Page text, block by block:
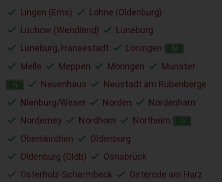
Lingen (Ems)
Lohne (Oldenburg)
Lüchow (Wendland)
Lüneburg
Lüneburg, Hansestadt
Löningen M
Melle Meppen Moringen Munster
N Neuenhaus
Neustadt am Rübenberge
Nienburg/Weser
Norden
Nordenham
Norderney
Nordhorn Northeim O
Obernkirchen
Oldenburg
Oldenburg (Oldb)
Osnabrück
Osterholz-Scharmbeck
Osterode am Harz